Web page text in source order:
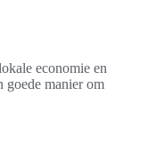
economie en
goede manier om